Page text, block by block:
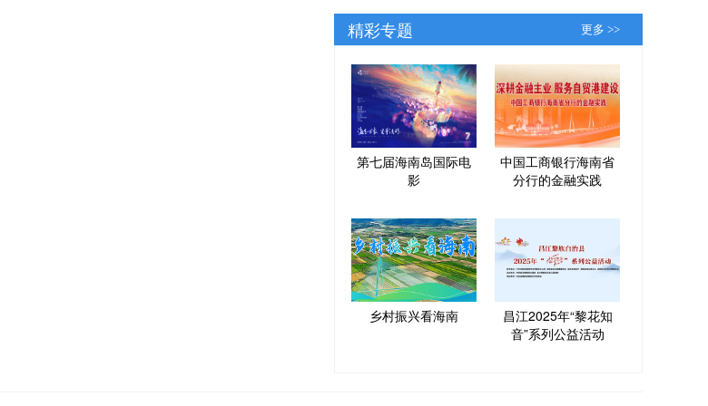
精彩专题 更多 >>
第七届海南岛国际电
影
中国工商银行海南省
分行的金融实践
乡村振兴看海南
昌江2025年“黎花知
音”系列公益活动